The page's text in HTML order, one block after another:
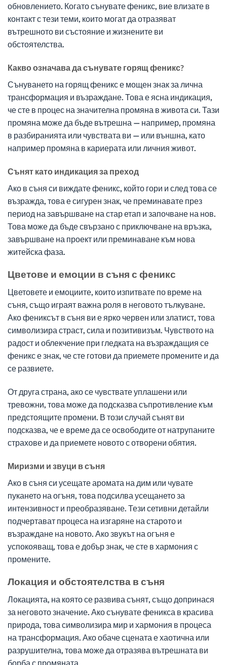
обновлението. Когато сънувате феникс, вие влизате в
контакт с тези теми, които могат да отразяват
вътрешното ви състояние и жизнените ви
обстоятелства.
Какво означава да сънувате горящ феникс?
Сънуването на горящ феникс е мощен знак за лична
трансформация и възраждане. Това е ясна индикация,
че сте в процес на значителна промяна в живота си. Тази
промяна може да бъде вътрешна — например, промяна
в разбиранията или чувствата ви — или външна, като
например промяна в кариерата или личния живот.
Сънят като индикация за преход
Ако в съня си виждате феникс, който гори и след това се
възражда, това е сигурен знак, че преминавате през
период на завършване на стар етап и започване на нов.
Това може да бъде свързано с приключване на връзка,
завършване на проект или преминаване към нова
житейска фаза.
Цветове и емоции в съня с феникс
Цветовете и емоциите, които изпитвате по време на
съня, също играят важна роля в неговото тълкуване.
Ако фениксът в съня ви е ярко червен или златист, това
символизира страст, сила и позитивизъм. Чувството на
радост и облекчение при гледката на възраждащия се
феникс е знак, че сте готови да приемете промените и да
се развиете.
От друга страна, ако се чувствате уплашени или
тревожни, това може да подсказва съпротивление към
предстоящите промени. В този случай сънят ви
подсказва, че е време да се освободите от натрупаните
страхове и да приемете новото с отворени обятия.
Миризми и звуци в съня
Ако в съня си усещате аромата на дим или чувате
пукането на огъня, това подсилва усещането за
интензивност и преобразяване. Тези сетивни детайли
подчертават процеса на изгаряне на старото и
възраждане на новото. Ако звукът на огъня е
успокояващ, това е добър знак, че сте в хармония с
промените.
Локация и обстоятелства в съня
Локацията, на която се развива сънят, също допринася
за неговото значение. Ако сънувате феникса в красива
природа, това символизира мир и хармония в процеса
на трансформация. Ако обаче сцената е хаотична или
разрушителна, това може да отразява вътрешната ви
борба с промяната.